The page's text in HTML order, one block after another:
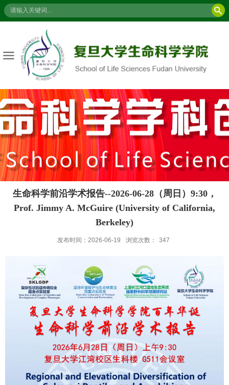
生命科学前沿学术报告--2026-06-28（周日）9:30，
Prof. Jimmy A. McGuire (University of California,
Berkeley)
发布时间：2026-06-19 浏览次数： 347